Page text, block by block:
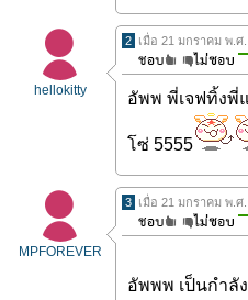
hellokitty
2 เมื่อ 21 มกราคม พ.ศ.
อัพพ พี่เจฟทิ้งพี่
โซ่ 5555
MPFOREVER
3 เมื่อ 21 มกราคม พ.ศ.
อัพพพ เป็นกำลั